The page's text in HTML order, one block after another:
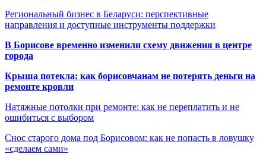
Региональный бизнес в Беларуси: перспективные
направления и доступные инструменты поддержки
В Борисове временно изменили схему движения в центре
города
Крыша потекла: как борисовчанам не потерять деньги на
ремонте кровли
Натяжные потолки при ремонте: как не переплатить и не
ошибиться с выбором
Снос старого дома под Борисовом: как не попасть в ловушку
«сделаем сами»